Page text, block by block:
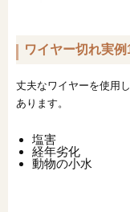
ワイヤー切れ実例
丈夫なワイヤーを使用
あります。
塩害
経年劣化
動物の小水